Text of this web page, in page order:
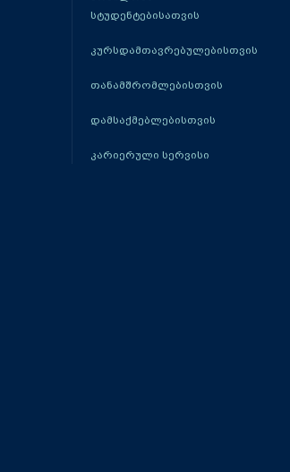
სტუდენტებისათვის
კურსდამთავრებულებისთვის
თანამშრომლებისთვის
დამსაქმებლებისთვის
კარიერული სერვისი